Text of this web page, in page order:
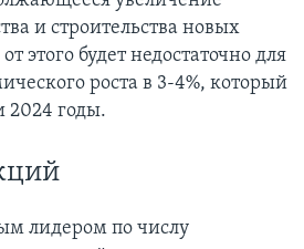
и строительства новых
этого будет недостаточно для
роста в 3-4%, который
2024 годы.
лидером по числу